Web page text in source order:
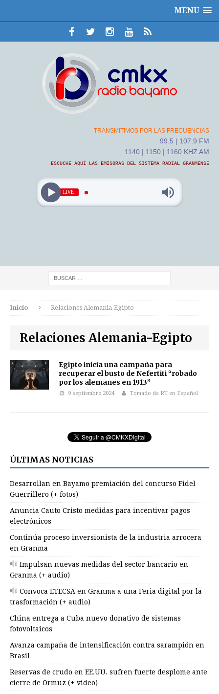
MENU
TRANSMITIMOS POR LAS FRECUENCIAS
99.5 | 107.9 FM
1140 | 1150 | 1160 KHZ AM
ESCUCHE AQUÍ LAS EMISORAS DEL SISTEMA RADIAL GRANMENSE
LIVE
Inicio Relaciones Alemania-Egipto
Relaciones Alemania-Egipto
Egipto inicia una campaña para
recuperar el busto de Nefertiti “robado
por los alemanes en 1913”
9 septiembre 2024 Tomado de RT en Español
ÚLTIMAS NOTICIAS
Desarrollan en Bayamo premiación del concurso Fidel
Guerrillero (+ fotos)
Anuncia Cauto Cristo medidas para incentivar pagos
electrónicos
Continúa proceso inversionista de la industria arrocera
en Granma
Impulsan nuevas medidas del sector bancario en
Granma (+ audio)
Convoca ETECSA en Granma a una Feria digital por la
trasformación (+ audio)
China entrega a Cuba nuevo donativo de sistemas
fotovoltaicos
Avanza campaña de intensificación contra sarampión en
Brasil
Reservas de crudo en EE.UU. sufren fuerte desplome ante
cierre de Ormuz (+ video)